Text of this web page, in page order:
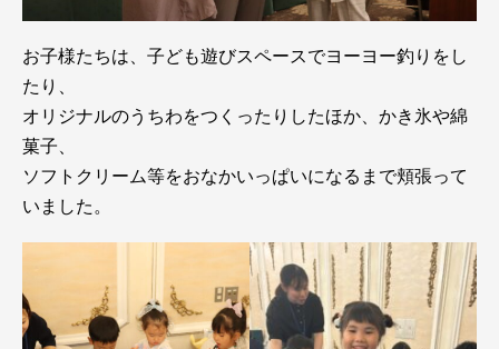
お子様たちは、子ども遊びスペースでヨーヨー釣りをし
たり、
オリジナルのうちわをつくったりしたほか、かき氷や綿
菓子、
ソフトクリーム等をおなかいっぱいになるまで頬張って
いました。